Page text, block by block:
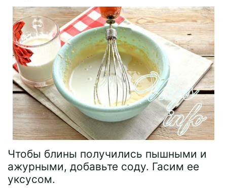
Чтобы блины получились пышными и
ажурными, добавьте соду. Гасим ее
уксусом.